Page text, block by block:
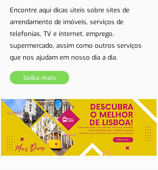
Encontre aqui dicas úteis sobre sites de
arrendamento de imóveis, serviços de
telefonias, TV e internet, emprego,
supermercado, assim como outros serviços
que nos ajudam em nosso dia a dia.
Saiba mais